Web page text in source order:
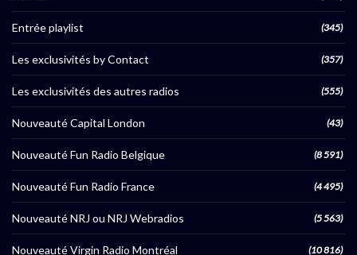
Entrée playlist (345)
Les exclusivités by Contact (357)
Les exclusivités des autres radios (555)
Nouveauté Capital London (43)
Nouveauté Fun Radio Belgique (8 591)
Nouveauté Fun Radio France (4 495)
Nouveauté NRJ ou NRJ Webradios (5 563)
Nouveauté Virgin Radio Montréal (10 816)